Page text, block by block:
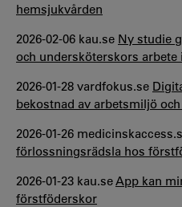
hemsjukvården
2026-02-06 kau.se Ny studie
och undersköterskors arbete
2026-01-28 vardfokus.se
bekostnad av arbetsmiljö
2026-01-26
förlossningsrädsla hos
2026-01-23 kau.seApp kan
förstföderskor